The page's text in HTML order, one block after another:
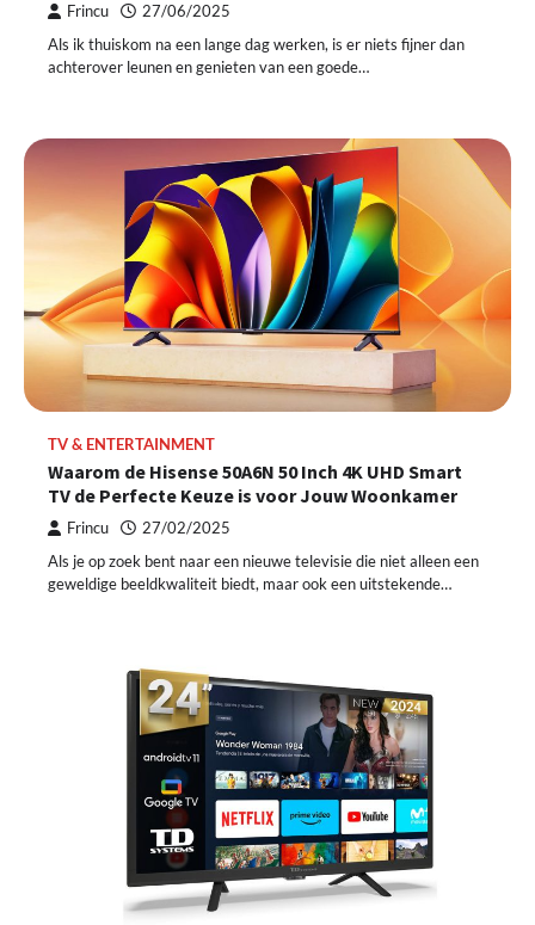
Frincu 27/06/2025
Als ik thuiskom na een lange dag werken, is er niets fijner dan
achterover leunen en genieten van een goede…
TV & ENTERTAINMENT
Waarom de Hisense 50A6N 50 Inch 4K UHD Smart
TV de Perfecte Keuze is voor Jouw Woonkamer
Frincu 27/02/2025
Als je op zoek bent naar een nieuwe televisie die niet alleen een
geweldige beeldkwaliteit biedt, maar ook een uitstekende…